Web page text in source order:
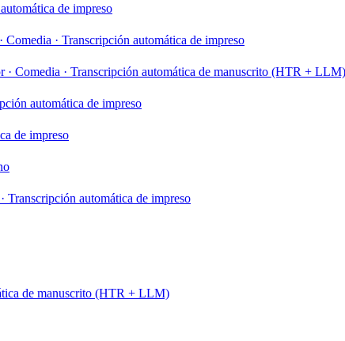
de impreso
· Comedia · Transcripción automática de impreso
· Comedia · Transcripción automática de manuscrito (HTR + LLM)
automática de impreso
de impreso
· Transcripción automática de impreso
de manuscrito (HTR + LLM)